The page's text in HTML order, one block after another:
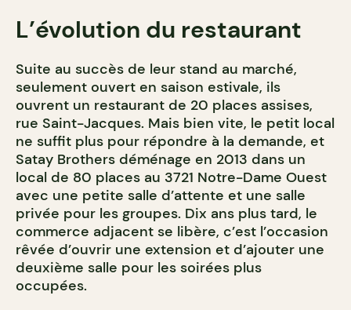
L’évolution du restaurant
Suite au succès de leur stand au marché,
seulement ouvert en saison estivale, ils
ouvrent un restaurant de 20 places assises,
rue Saint-Jacques. Mais bien vite, le petit local
ne suffit plus pour répondre à la demande, et
Satay Brothers déménage en 2013 dans un
local de 80 places au 3721 Notre-Dame Ouest
avec une petite salle d’attente et une salle
privée pour les groupes. Dix ans plus tard, le
commerce adjacent se libère, c’est l’occasion
rêvée d’ouvrir une extension et d’ajouter une
deuxième salle pour les soirées plus
occupées.